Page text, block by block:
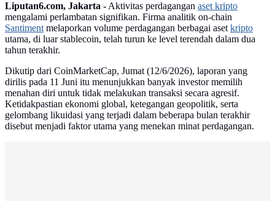
Liputan6.com, Jakarta -Aktivitas perdagangan aset kripto
mengalami perlambatan signifikan. Firma analitik on-chain
Santimentmelaporkan volume perdagangan berbagai asetkripto
utama, di luar stablecoin, telah turun ke level terendah dalam dua
tahun terakhir.
Dikutip dari CoinMarketCap, Jumat (12/6/2026), laporan yang
dirilis pada 11 Juni itu menunjukkan banyak investor memilih
menahan diri untuk tidak melakukan transaksi secara agresif.
Ketidakpastian ekonomi global, ketegangan geopolitik, serta
gelombang likuidasi yang terjadi dalam beberapa bulan terakhir
disebut menjadi faktor utama yang menekan minat perdagangan.